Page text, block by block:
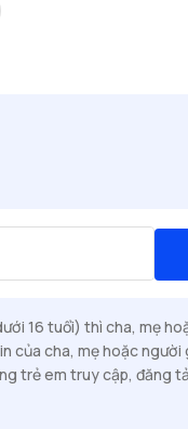
16 tuổi) thì cha, mẹ
của cha, mẹ hoặc người
trẻ em truy cập, đăng